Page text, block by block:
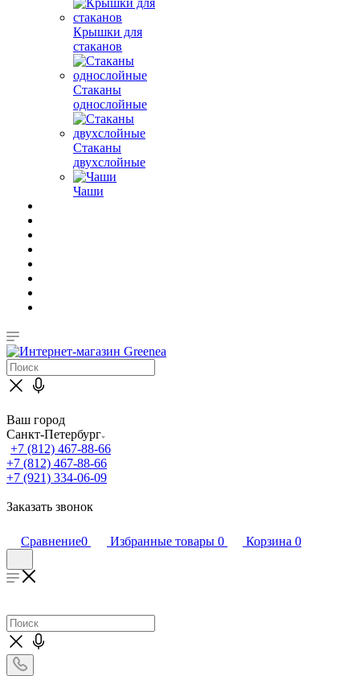
Крышки для
стаканов
Стаканы
однослойные
Стаканы
двухслойные
Чаши
Ваш город
Санкт-Петербург
+7 (812) 467-88-66
+7 (812) 467-88-66
+7 (921) 334-06-09
Заказать звонок
Сравнение0 Избранные товары 0 Корзина 0